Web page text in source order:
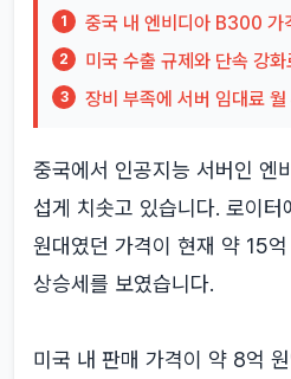
1 중국 내 엔비디아 B300 가
2 미국 수출 규제와 단속 강
3 장비 부족에 서버 임대료
중국에서 인공지능 서버인
섭게 치솟고 있습니다. 로이
원대였던 가격이 현재 약 15
상승세를 보였습니다.
미국 내 판매 가격이 약 8억